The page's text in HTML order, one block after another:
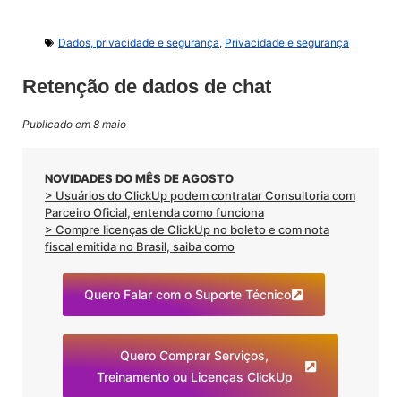
Dados, privacidade e segurança, Privacidade e segurança
Retenção de dados de chat
Publicado em 8 maio
NOVIDADES DO MÊS DE AGOSTO
> Usuários do ClickUp podem contratar Consultoria com
Parceiro Oficial, entenda como funciona
> Compre licenças de ClickUp no boleto e com nota
fiscal emitida no Brasil, saiba como
Quero Falar com o Suporte Técnico
Quero Comprar Serviços,
Treinamento ou Licenças ClickUp